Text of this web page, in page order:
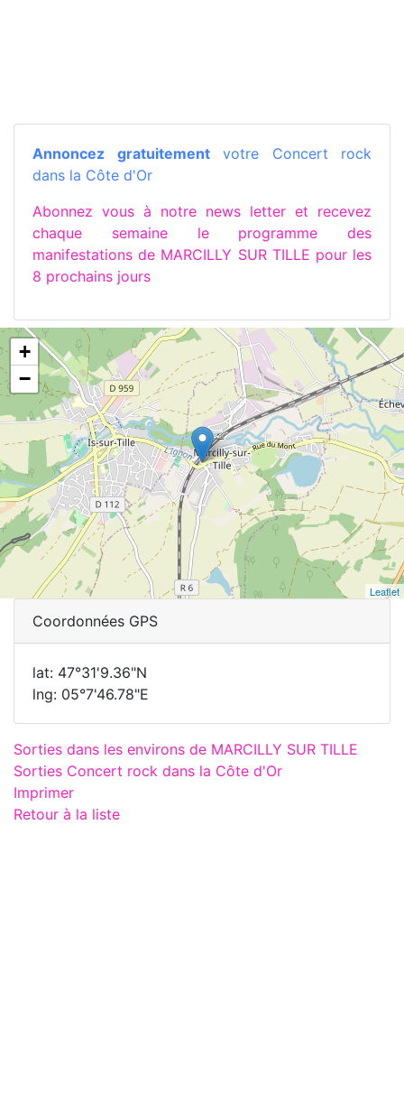
Annoncez gratuitementvotre Concert rock
dans la Côte d'Or
Abonnez vous à notre news letter et recevez
chaque semaine le programme des
manifestations de MARCILLY SUR TILLE pour les
8 prochains jours
+
−
Leaflet
Coordonnées GPS
lat: 47°31'9.36"N
lng: 05°7'46.78"E
Sorties dans les environs de MARCILLY SUR TILLE
Sorties Concert rock dans la Côte d'Or
Imprimer
Retour à la liste